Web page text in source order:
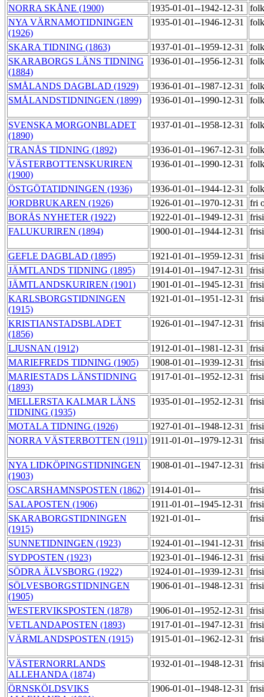
NORRA SKÅNE (1900)
1935-01-01--1942-12-31
NYA VÄRNAMOTIDNINGEN
(1926)
1935-01-01--1946-12-31
SKARA TIDNING (1863) 1937-01-01--1959-12-31
SKARABORGS LÄNS TIDNING
(1884)
1936-01-01--1956-12-31
SMÅLANDS DAGBLAD (1929) 1936-01-01--1987-12-31
SMÅLANDSTIDNINGEN (1899)
1936-01-01--1990-12-31
SVENSKA MORGONBLADET
(1890)
1937-01-01--1958-12-31
TRANÅS TIDNING (1892) 1936-01-01--1967-12-31
VÄSTERBOTTENSKURIREN
(1900)
1936-01-01--1990-12-31
ÖSTGÖTATIDNINGEN (1936) 1936-01-01--1944-12-31
JORDBRUKAREN (1926)
1926-01-01--1970-12-31
fri
BORÅS NYHETER (1922)
1922-01-01--1949-12-31
FALUKURIREN (1894)
1900-01-01--1944-12-31
GEFLE DAGBLAD (1895) 1921-01-01--1959-12-31
JÄMTLANDS TIDNING (1895)
1914-01-01--1947-12-31
JÄMTLANDSKURIREN (1901)
1901-01-01--1945-12-31
KARLSBORGSTIDNINGEN
(1915)
1921-01-01--1951-12-31
KRISTIANSTADSBLADET
(1856)
1926-01-01--1947-12-31
LJUSNAN (1912) 1912-01-01--1981-12-31
MARIEFREDS TIDNING (1905)
1908-01-01--1939-12-31
MARIESTADS LÄNSTIDNING
(1893)
1917-01-01--1952-12-31
MELLERSTA KALMAR LÄNS
TIDNING (1935)
1935-01-01--1952-12-31
MOTALA TIDNING (1926) 1927-01-01--1948-12-31
NORRA VÄSTERBOTTEN (1911) 1911-01-01--1979-12-31
NYA LIDKÖPINGSTIDNINGEN
(1903)
1908-01-01--1947-12-31
OSCARSHAMNSPOSTEN (1862) 1914-01-01--
SALAPOSTEN (1906)
1911-01-01--1945-12-31
SKARABORGSTIDNINGEN
(1915)
1921-01-01--
SUNNETIDNINGEN (1923) 1924-01-01--1941-12-31
SYDPOSTEN (1923)
1923-01-01--1946-12-31
SÖDRA ÄLVSBORG (1922)
1924-01-01--1939-12-31
SÖLVESBORGSTIDNINGEN
(1905)
1906-01-01--1948-12-31
WESTERVIKSPOSTEN (1878) 1906-01-01--1952-12-31
VETLANDAPOSTEN (1893)
1917-01-01--1947-12-31
VÄRMLANDSPOSTEN (1915)
1915-01-01--1962-12-31
VÄSTERNORRLANDS
ALLEHANDA (1874)
1932-01-01--1948-12-31
ÖRNSKÖLDSVIKS
1906-01-01--1948-12-31